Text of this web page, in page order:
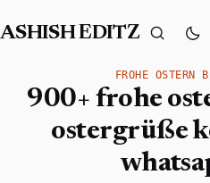
ASHISH EDITZ
FROHE OSTERN
900+ frohe
ostergrüße